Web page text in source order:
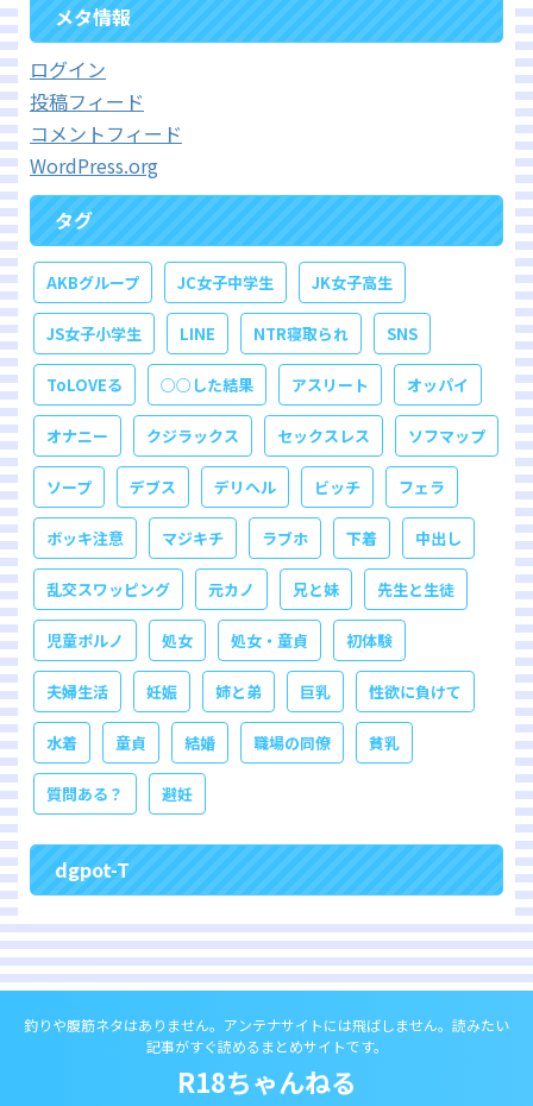
メタ情報
ログイン
投稿フィード
コメントフィード
WordPress.org
タグ
AKBグループ JC女子中学生 JK女子高生
JS女子小学生 LINE NTR寝取られ SNS
ToLOVEる ○○した結果 アスリート オッパイ
オナニー クジラックス セックスレス ソフマップ
ソープ デブス デリヘル ビッチ フェラ
ボッキ注意 マジキチ ラブホ 下着 中出し
乱交スワッピング 元カノ 兄と妹 先生と生徒
児童ポルノ 処女 処女・童貞 初体験
夫婦生活 妊娠 姉と弟 巨乳 性欲に負けて
水着 童貞 結婚 職場の同僚 貧乳
質問ある？ 避妊
dgpot-T
釣りや腹筋ネタはありません。アンテナサイトには飛ばしません。読みたい
記事がすぐ読めるまとめサイトです。
R18ちゃんねる